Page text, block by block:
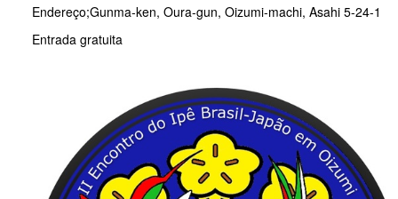
Endereço;Gunma-ken, Oura-gun, Oizumi-machi, Asahi 5-24-1
Entrada gratuita